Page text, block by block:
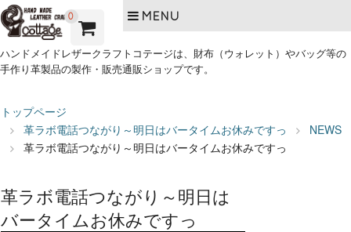
0 MENU
ハンドメイドレザークラフトコテージは、財布（ウォレット）やバッグ等の
手作り革製品の製作・販売通販ショップです。
トップページ
革ラボ電話つながり～明日はバータイムお休みですっ
NEWS
革ラボ電話つながり～明日はバータイムお休みですっ
革ラボ電話つながり～明日は
バータイムお休みですっ